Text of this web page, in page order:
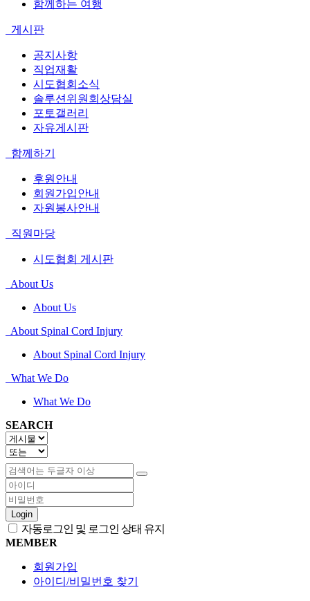
함께하는 여행
게시판
공지사항
직업재활
시도협회소식
솔루션위원회상담실
포토갤러리
자유게시판
함께하기
후원안내
회원가입안내
자원봉사안내
직원마당
시도협회 게시판
About Us
About Us
About Spinal Cord Injury
About Spinal Cord Injury
What We Do
What We Do
SEARCH
Login
자동로그인 및 로그인 상태 유지
MEMBER
회원가입
아이디/비밀번호 찾기